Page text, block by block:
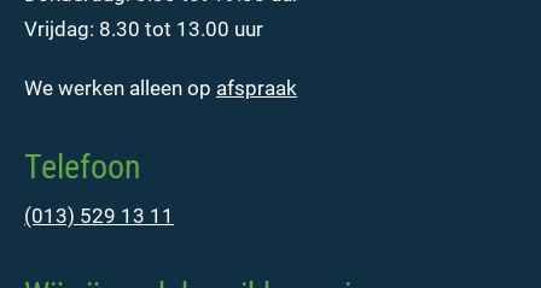
Vrijdag: 8.30 tot 13.00 uur
We werken alleen op afspraak
Telefoon
(013) 529 13 11